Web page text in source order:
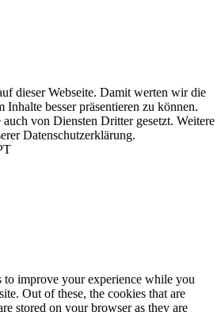
dieser Webseite. Damit werten wir die
Inhalte besser präsentieren zu können.
von Diensten Dritter gesetzt. Weitere
Datenschutzerklärung.
to improve your experience while you
Out of these, the cookies that are
stored on your browser as they are